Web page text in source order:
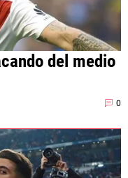
del medio
0